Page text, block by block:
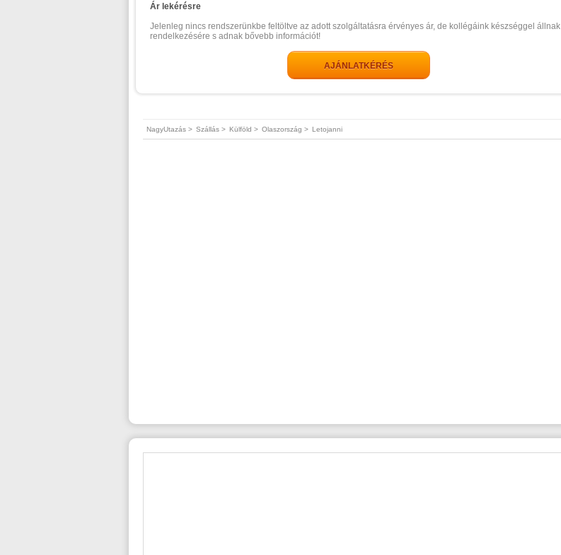
Ár lekérésre
Jelenleg nincs rendszerünkbe feltöltve az adott szolgáltatásra érvényes ár, de kollégáink készséggel állnak
rendelkezésére s adnak bővebb információt!
AJÁNLATKÉRÉS
NagyUtazás > Szállás > Külföld > Olaszország > Letojanni